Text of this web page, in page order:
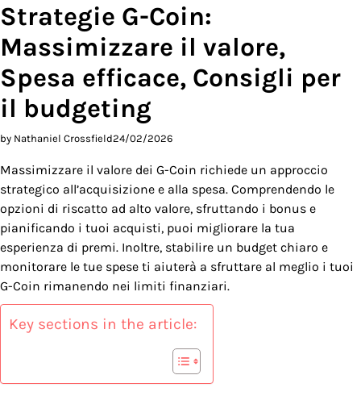
Strategie G-Coin:
Massimizzare il valore,
Spesa efficace, Consigli per
il budgeting
by Nathaniel Crossfield24/02/2026
Massimizzare il valore dei G-Coin richiede un approccio
strategico all’acquisizione e alla spesa. Comprendendo le
opzioni di riscatto ad alto valore, sfruttando i bonus e
pianificando i tuoi acquisti, puoi migliorare la tua
esperienza di premi. Inoltre, stabilire un budget chiaro e
monitorare le tue spese ti aiuterà a sfruttare al meglio i tuoi
G-Coin rimanendo nei limiti finanziari.
Key sections in the article: